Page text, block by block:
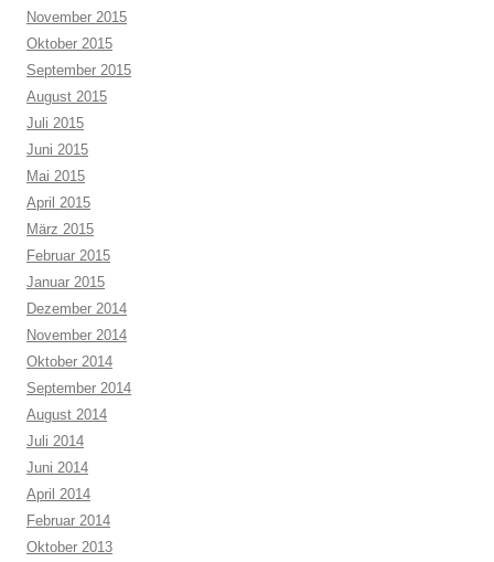
November 2015
Oktober 2015
September 2015
August 2015
Juli 2015
Juni 2015
Mai 2015
April 2015
März 2015
Februar 2015
Januar 2015
Dezember 2014
November 2014
Oktober 2014
September 2014
August 2014
Juli 2014
Juni 2014
April 2014
Februar 2014
Oktober 2013